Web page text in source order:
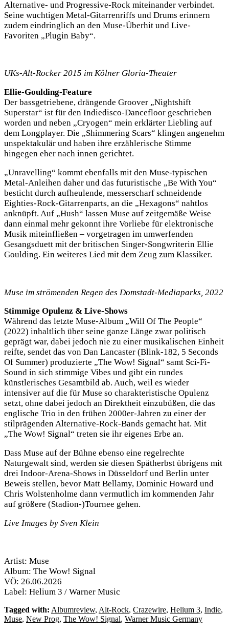
Alternative- und Progressive-Rock miteinander verbindet.
Seine wuchtigen Metal-Gitarrenriffs und Drums erinnern
zudem eindringlich an den Muse-Überhit und Live-
Favoriten „Plugin Baby“.
UKs-Alt-Rocker 2015 im Kölner Gloria-Theater
Ellie-Goulding-Feature
Der bassgetriebene, drängende Groover „Nightshift
Superstar“ ist für den Indiedisco-Dancefloor geschrieben
worden und neben „Cryogen“ mein erklärter Liebling auf
dem Longplayer. Die „Shimmering Scars“ klingen angenehm
unspektakulär und haben ihre erzählerische Stimme
hingegen eher nach innen gerichtet.
„Unravelling“ kommt ebenfalls mit den Muse-typischen
Metal-Anleihen daher und das futuristische „Be With You“
besticht durch aufheulende, messerscharf schneidende
Eighties-Rock-Gitarrenparts, an die „Hexagons“ nahtlos
anknüpft. Auf „Hush“ lassen Muse auf zeitgemäße Weise
dann einmal mehr gekonnt ihre Vorliebe für elektronische
Musik miteinfließen – vorgetragen im umwerfenden
Gesangsduett mit der britischen Singer-Songwriterin Ellie
Goulding. Ein weiteres Lied mit dem Zeug zum Klassiker.
Muse im strömenden Regen des Domstadt-Mediaparks, 2022
Stimmige Opulenz & Live-Shows
Während das letzte Muse-Album „Will Of The People“
(2022) inhaltlich über seine ganze Länge zwar politisch
geprägt war, dabei jedoch nie zu einer musikalischen Einheit
reifte, sendet das von Dan Lancaster (Blink-182, 5 Seconds
Of Summer) produzierte „The Wow! Signal“ samt Sci-Fi-
Sound in sich stimmige Vibes und gibt ein rundes
künstlerisches Gesamtbild ab. Auch, weil es wieder
intensiver auf die für Muse so charakteristische Opulenz
setzt, ohne dabei jedoch an Direktheit einzubüßen, die das
englische Trio in den frühen 2000er-Jahren zu einer der
stilprägenden Alternative-Rock-Bands gemacht hat. Mit
„The Wow! Signal“ treten sie ihr eigenes Erbe an.
Dass Muse auf der Bühne ebenso eine regelrechte
Naturgewalt sind, werden sie diesen Spätherbst übrigens mit
drei Indoor-Arena-Shows in Düsseldorf und Berlin unter
Beweis stellen, bevor Matt Bellamy, Dominic Howard und
Chris Wolstenholme dann vermutlich im kommenden Jahr
auf größere (Stadion-)Tournee gehen.
Live Images by Sven Klein
Artist: Muse
Album: The Wow! Signal
VÖ: 26.06.2026
Label: Helium 3 / Warner Music
Tagged with: Albumreview, Alt-Rock, Crazewire, Helium 3, Indie,
Muse, New Prog, The Wow! Signal, Warner Music Germany